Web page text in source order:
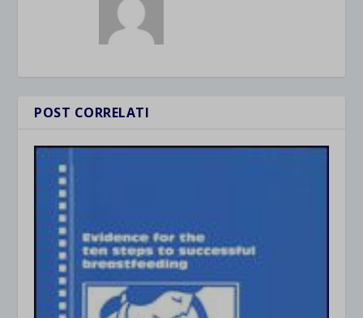
POST CORRELATI